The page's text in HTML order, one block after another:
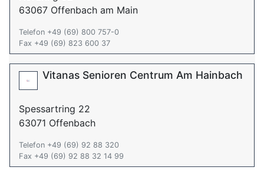
63067 Offenbach am Main
Telefon +49 (69) 800 757-0
Fax +49 (69) 823 600 37
Vitanas Senioren Centrum Am Hainbach
Spessartring 22
63071 Offenbach
Telefon +49 (69) 92 88 320
Fax +49 (69) 92 88 32 14 99